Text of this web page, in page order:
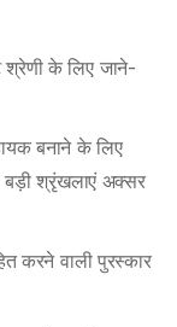
श्रेणी के लिए जाने-
बनाने के लिए
बड़ी श्रृंखलाएं अक्सर
करने वाली पुरस्कार